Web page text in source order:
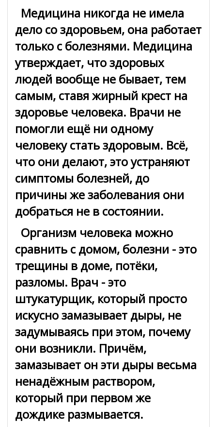
Медицина никогда не имела
дело со здоровьем, она работает
только с болезнями. Медицина
утверждает, что здоровых
людей вообще не бывает, тем
самым, ставя жирный крест на
здоровье человека. Врачи не
помогли ещё ни одному
человеку стать здоровым. Всё,
что они делают, это устраняют
симптомы болезней, до
причины же заболевания они
добраться не в состоянии.
Организм человека можно
сравнить с домом, болезни - это
трещины в доме, потёки,
разломы. Врач - это
штукатурщик, который просто
искусно замазывает дыры, не
задумываясь при этом, почему
они возникли. Причём,
замазывает он эти дыры весьма
ненадёжным раствором,
который при первом же
дождике размывается.